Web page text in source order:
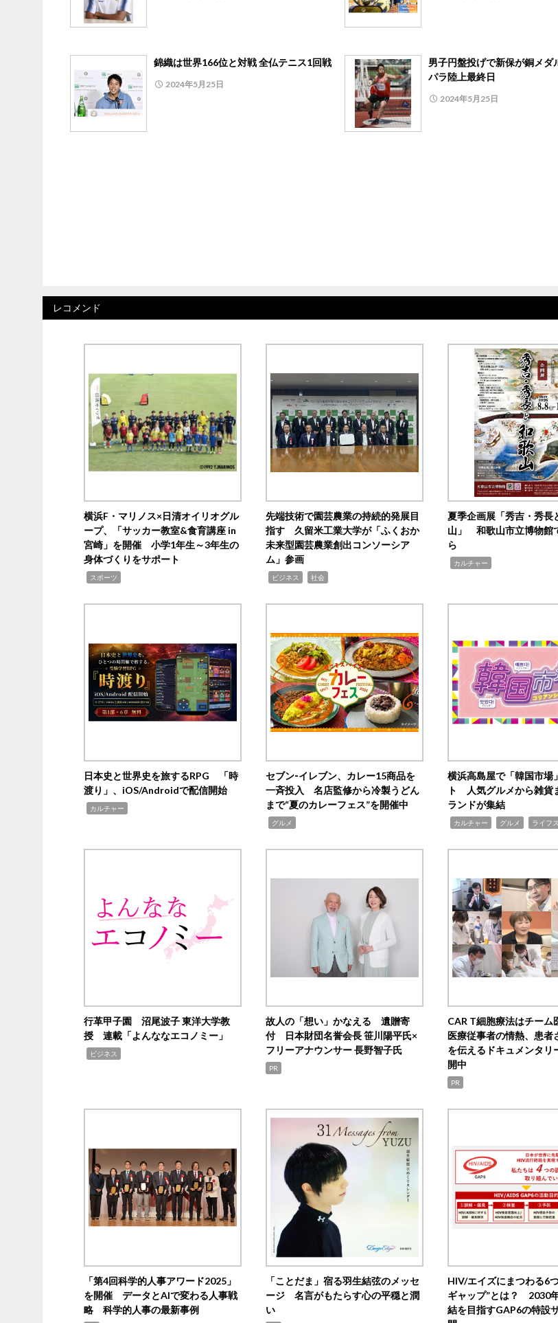
錦織は世界166位と対戦 全仏テニス1回戦
2024年5月25日
男子円盤投げで新保が銅メダ
パラ陸上最終日
2024年5月25日
レコメンド
横浜F・マリノス×日清オイリオグル
ープ、「サッカー教室&食育講座 in
宮崎」を開催 小学1年生～3年生の
身体づくりをサポート
スポーツ
先端技術で園芸農業の持続的発展目
指す 久留米工業大学が「ふくおか
未来型園芸農業創出コンソーシア
ム」参画
ビジネス 社会
夏季企画展「秀吉・秀長
山」 和歌山市立博物館
ら
カルチャー
日本史と世界史を旅するRPG 「時
渡り」、iOS/Androidで配信開始
カルチャー
セブン‐イレブン、カレー15商品を
一斉投入 名店監修から冷製うどん
まで“夏のカレーフェス”を開催中
グルメ
横浜高島屋で「韓国市場
ト 人気グルメから雑貨
ランドが集結
カルチャー グルメ ライフ
行革甲子園 沼尾波子 東洋大学教
授 連載「よんななエコノミー」
ビジネス
故人の「想い」かなえる 遺贈寄
付 日本財団名誉会長 笹川陽平氏×
フリーアナウンサー 長野智子氏
PR
CAR T細胞療法はチー
医療従事者の情熱、患者
を伝えるドキュメンタリ
開中
PR
「第4回科学的人事アワード2025」
を開催 データとAIで変わる人事戦
略 科学的人事の最新事例
「ことだま」宿る羽生結弦のメッセ
ージ 名言がもたらす心の平穏と潤
い
HIV/エイズにまつわる6
ギャップ”とは？ 2030
結を目指すGAP6の特設